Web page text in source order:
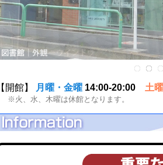
【開館】 月曜・金曜 14:00-20:00 土
※火、水、木曜は休館となります。